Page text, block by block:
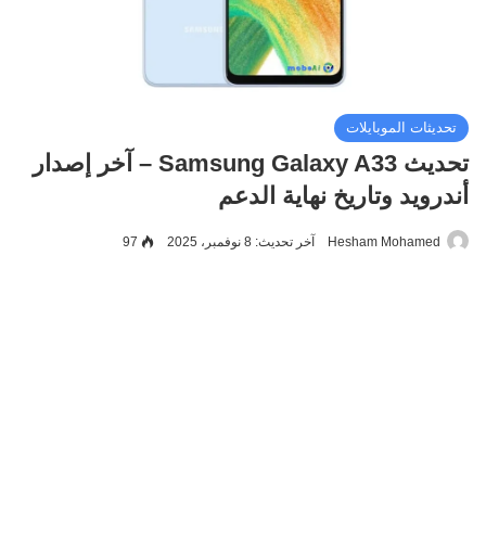
تحديثات الموبايلات
تحديث Samsung Galaxy A33 – آخر إصدار
أندرويد وتاريخ نهاية الدعم
Hesham Mohamed آخر تحديث: 8 نوفمبر، 2025 97